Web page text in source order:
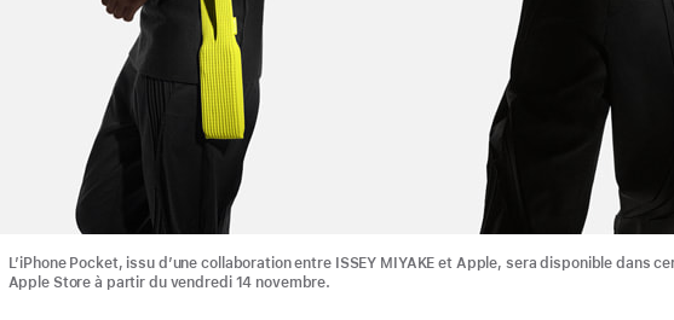
L’iPhone Pocket, issu d’une collaboration entre ISSEY MIYAKE et Apple, sera disponible dans
Apple Store à partir du vendredi 14 novembre.